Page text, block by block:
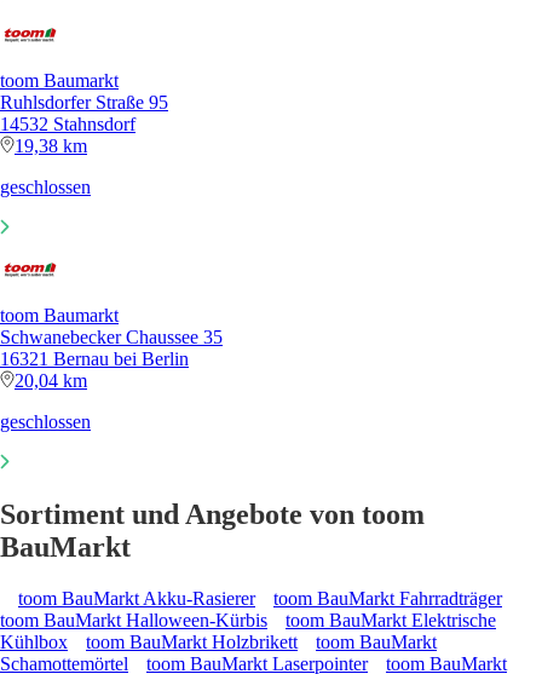
toom Baumarkt
Ruhlsdorfer Straße 95
14532 Stahnsdorf
19,38 km
geschlossen
toom Baumarkt
Schwanebecker Chaussee 35
16321 Bernau bei Berlin
20,04 km
geschlossen
Sortiment und Angebote von toom
BauMarkt
toom BauMarkt Akku-Rasierer
toom BauMarkt Fahrradträger
toom BauMarkt Halloween-Kürbis
toom BauMarkt Elektrische
Kühlbox
toom BauMarkt Holzbrikett
toom BauMarkt
Schamottemörtel
toom BauMarkt Laserpointer
toom BauMarkt